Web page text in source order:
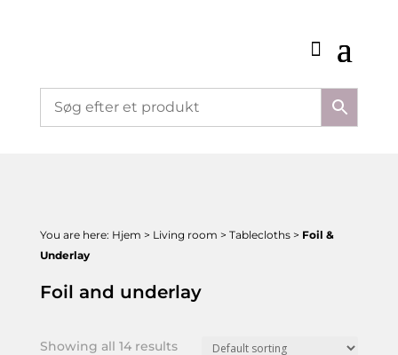
You are here: Hjem > Living room > Tablecloths> Foil &
Underlay
Foil and underlay
Showing all 14 results